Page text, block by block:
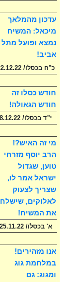
עדכון מהמלאך
מיכאל: המשיח
נמצא ופועל מתל
אביב!
כ"ח בכסלו/ 22.12.22
חודש כסלו זה
חודש הגאולה!
י"ד בכסלו/ 8.12.22
מי זה האיש?!
הרב יוסף מזרחי
טוען, שגדול
ישראל אמר לו,
שצריך לצעוק
לאלוקים, שישלח
את המשיח!
א' בכסלו/ 25.11.22
אנו מזהירים!
במלחמת גוג
ומגוג: גם